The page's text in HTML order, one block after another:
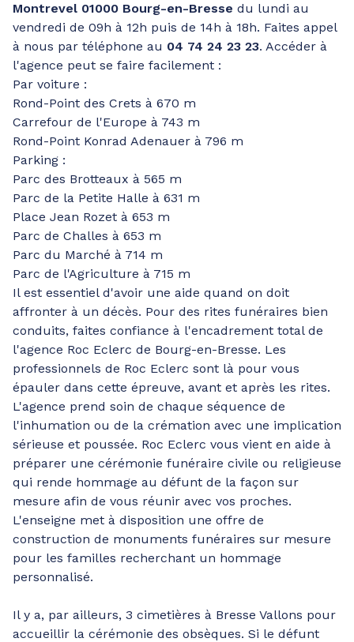
Montrevel 01000 Bourg-en-Bresse du lundi au
vendredi de 09h à 12h puis de 14h à 18h. Faites appel
à nous par téléphone au 04 74 24 23 23. Accéder à
l'agence peut se faire facilement :
Par voiture :
Rond-Point des Crets à 670 m
Carrefour de l'Europe à 743 m
Rond-Point Konrad Adenauer à 796 m
Parking :
Parc des Brotteaux à 565 m
Parc de la Petite Halle à 631 m
Place Jean Rozet à 653 m
Parc de Challes à 653 m
Parc du Marché à 714 m
Parc de l'Agriculture à 715 m
Il est essentiel d'avoir une aide quand on doit
affronter à un décès. Pour des rites funéraires bien
conduits, faites confiance à l'encadrement total de
l'agence Roc Eclerc de Bourg-en-Bresse. Les
professionnels de Roc Eclerc sont là pour vous
épauler dans cette épreuve, avant et après les rites.
L'agence prend soin de chaque séquence de
l'inhumation ou de la crémation avec une implication
sérieuse et poussée. Roc Eclerc vous vient en aide à
préparer une cérémonie funéraire civile ou religieuse
qui rende hommage au défunt de la façon sur
mesure afin de vous réunir avec vos proches.
L'enseigne met à disposition une offre de
construction de monuments funéraires sur mesure
pour les familles recherchant un hommage
personnalisé.
Il y a, par ailleurs, 3 cimetières à Bresse Vallons pour
accueillir la cérémonie des obsèques. Si le défunt